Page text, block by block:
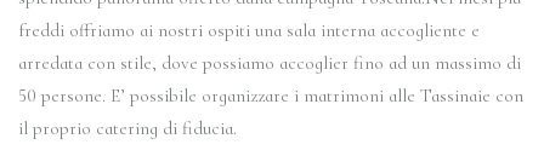
freddi offriamo ai nostri ospiti una sala interna accogliente e
arredata con stile, dove possiamo accoglier fino ad un massimo di
50 persone. E’ possibile organizzare i matrimoni alle Tassinaie con
il proprio catering di fiducia.